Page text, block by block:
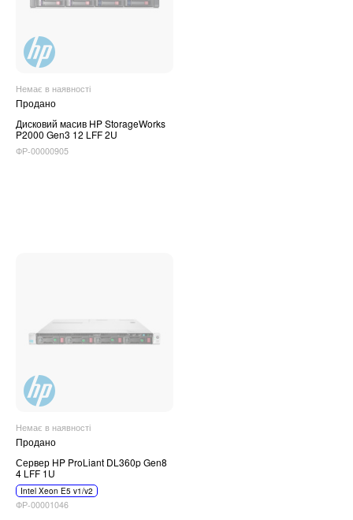
Немає в наявності
Продано
Дисковий масив HP StorageWorks
P2000 Gen3 12 LFF 2U
ФР-00000905
Немає в наявності
Продано
Сервер HP ProLiant DL360p Gen8
4 LFF 1U
Intel Xeon E5 v1/v2
ФР-00001046